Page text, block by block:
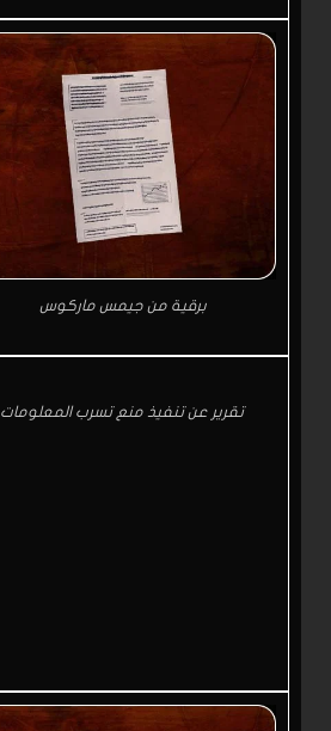
برقية من جيمس ماركوس
تقرير عن تنفيذ منع تسرب المعلومات